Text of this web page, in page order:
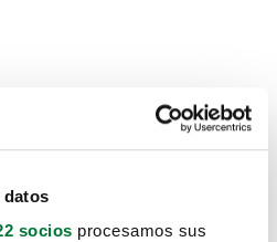
datos
socios procesamos sus